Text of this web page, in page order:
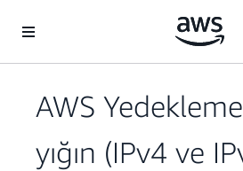
AWS
yığın (IPv4 ve